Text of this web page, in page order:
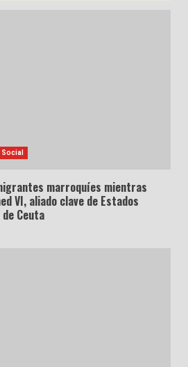
Social
marroquíes mientras
VI, aliado clave de Estados
Ceuta